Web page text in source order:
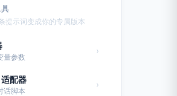
提示词变成你的专属版本
量参数
›
配器
话脚本
›